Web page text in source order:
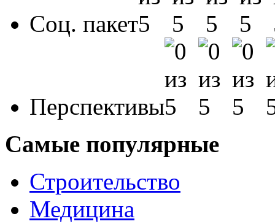
Соц. пакет
Перспективы
Самые популярные
Строительство
Медицина